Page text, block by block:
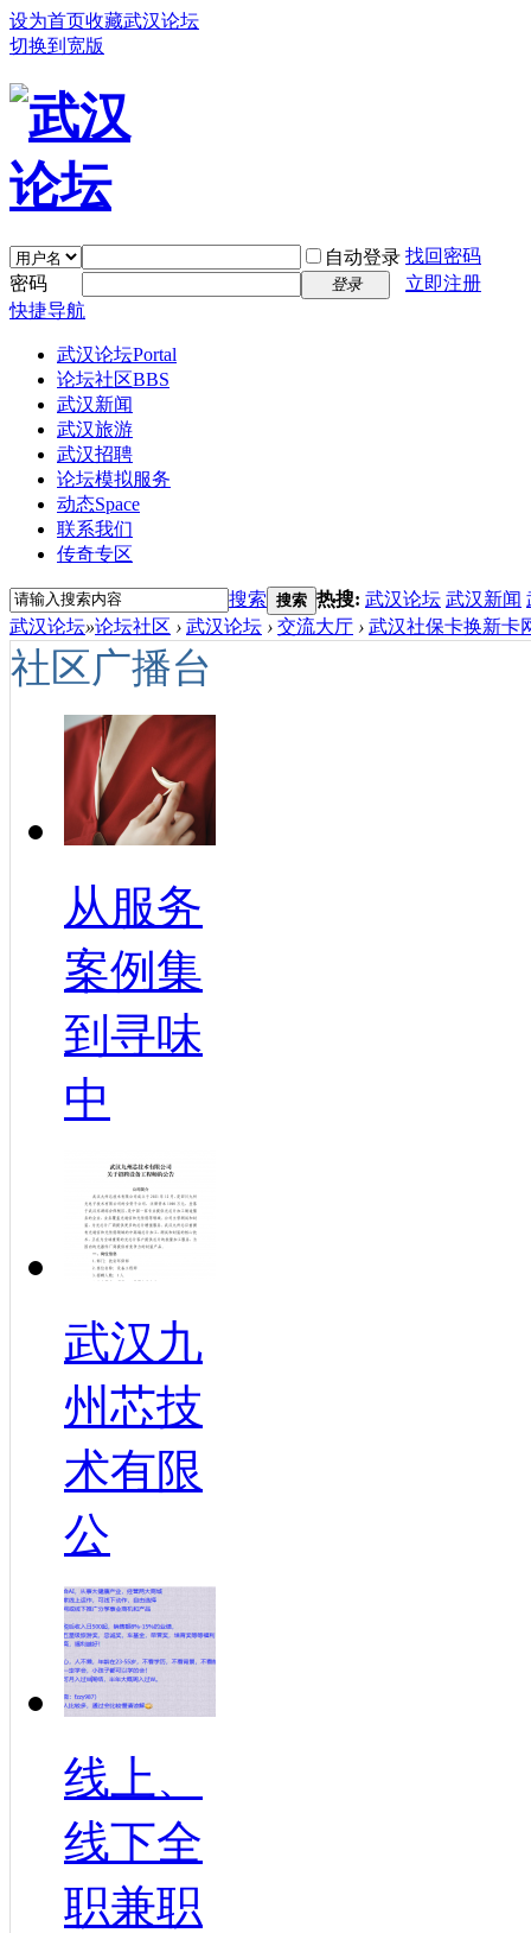
设为首页收藏武汉论坛
切换到宽版
自动登录 找回密码
密码
登录
立即注册
快捷导航
武汉论坛Portal
论坛社区BBS
武汉新闻
武汉旅游
武汉招聘
论坛模拟服务
动态Space
联系我们
传奇专区
搜索 搜索 热搜: 武汉论坛 武汉新闻
武汉论坛»论坛社区 › 武汉论坛 › 交流大厅 › 武汉社保卡换新卡
社区广播台
从服务
案例集
到寻味
中
武汉九
州芯技
术有限
公
线上、
线下全
职兼职